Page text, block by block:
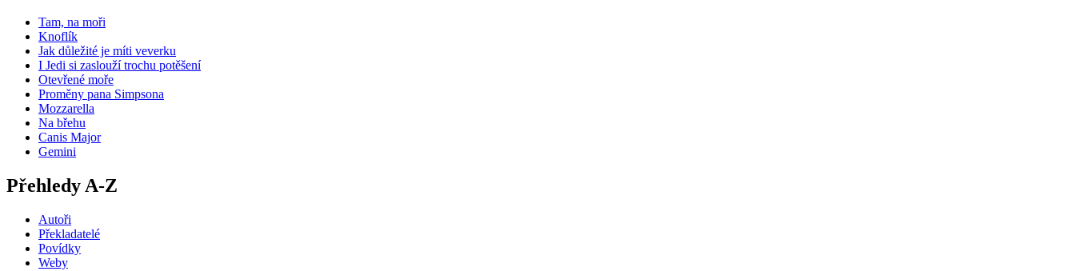
Tam, na moři
Knoflík
Jak důležité je míti veverku
I Jedi si zaslouží trochu potěšení
Otevřené moře
Proměny pana Simpsona
Mozzarella
Na břehu
Canis Major
Gemini
Přehledy A-Z
Autoři
Překladatelé
Povídky
Weby